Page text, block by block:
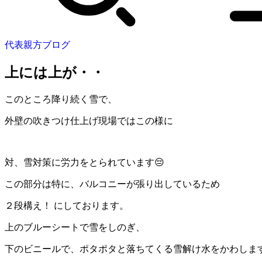
代表親方ブログ
上には上が・・
このところ降り続く雪で、
外壁の吹きつけ仕上げ現場ではこの様に
対、雪対策に労力をとられています😔
この部分は特に、バルコニーが張り出しているため
２段構え！ にしております。
上のブルーシートで雪をしのぎ、
下のビニールで、ポタポタと落ちてくる雪解け水をかわし